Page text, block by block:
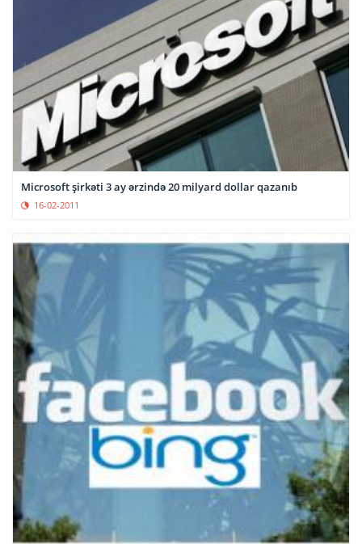
Microsoft şirkəti 3 ay ərzində 20 milyard dollar qazanıb
16-02-2011